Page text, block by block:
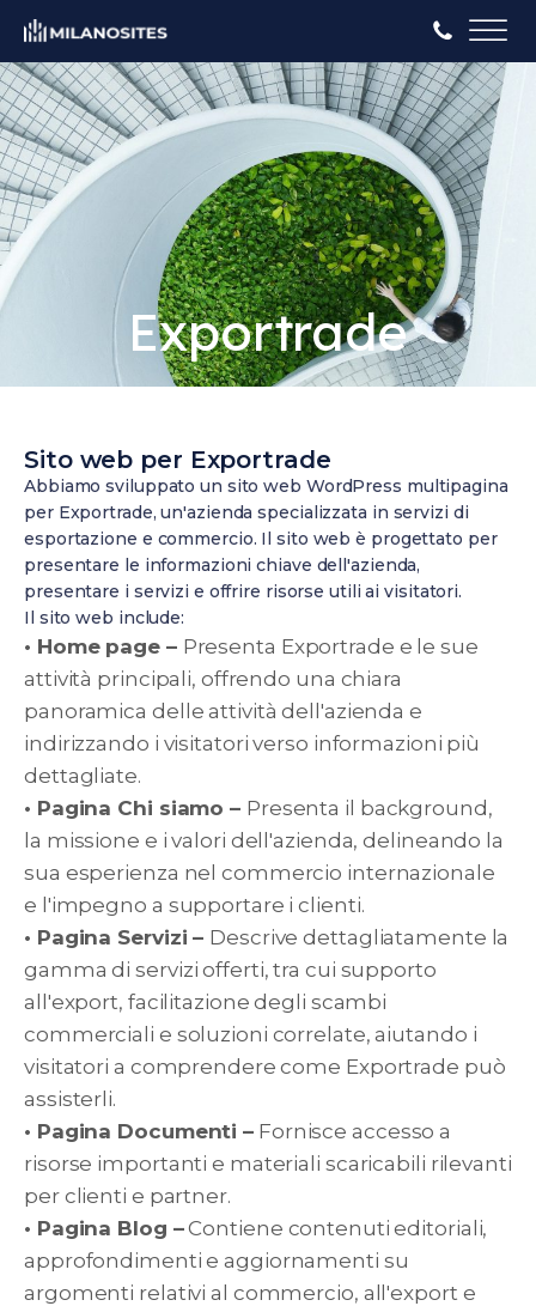
Exportrade
Sito web per Exportrade
Abbiamo sviluppato un sito web WordPress multipagina
per Exportrade, un'azienda specializzata in servizi di
esportazione e commercio. Il sito web è progettato per
presentare le informazioni chiave dell'azienda,
presentare i servizi e offrire risorse utili ai visitatori.
Il sito web include:
• Home page – Presenta Exportrade e le sue
attività principali, offrendo una chiara
panoramica delle attività dell'azienda e
indirizzando i visitatori verso informazioni più
dettagliate.
• Pagina Chi siamo – Presenta il background,
la missione e i valori dell'azienda, delineando la
sua esperienza nel commercio internazionale
e l'impegno a supportare i clienti.
• Pagina Servizi – Descrive dettagliatamente la
gamma di servizi offerti, tra cui supporto
all'export, facilitazione degli scambi
commerciali e soluzioni correlate, aiutando i
visitatori a comprendere come Exportrade può
assisterli.
• Pagina Documenti – Fornisce accesso a
risorse importanti e materiali scaricabili rilevanti
per clienti e partner.
• Pagina Blog –Contiene contenuti editoriali,
approfondimenti e aggiornamenti su
argomenti relativi al commercio, all'export e